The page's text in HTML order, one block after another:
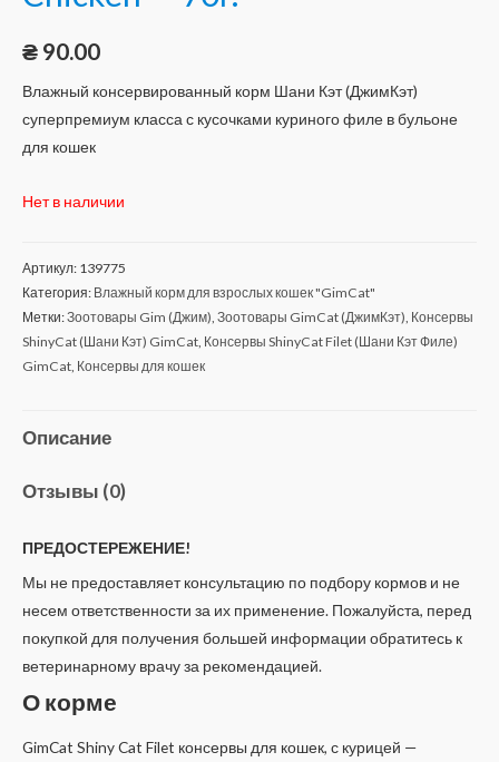
₴ 90.00
Влажный консервированный корм Шани Кэт (ДжимКэт)
суперпремиум класса с кусочками куриного филе в бульоне
для кошек
Нет в наличии
Артикул: 139775
Категория: Влажный корм для взрослых кошек "GimCat"
Метки:Зоотовары Gim (Джим), Зоотовары GimCat (ДжимКэт), Консервы
ShinyCat (Шани Кэт) GimCat, Консервы ShinyCat Filet (Шани Кэт Филе)
GimCat, Консервы для кошек
Описание
Отзывы (0)
ПРЕДОСТЕРЕЖЕНИЕ!
Мы не предоставляет консультацию по подбору кормов и не
несем ответственности за их применение. Пожалуйста, перед
покупкой для получения большей информации обратитесь к
ветеринарному врачу за рекомендацией.
О корме
GimCat Shiny Cat Filet консервы для кошек, с курицей —